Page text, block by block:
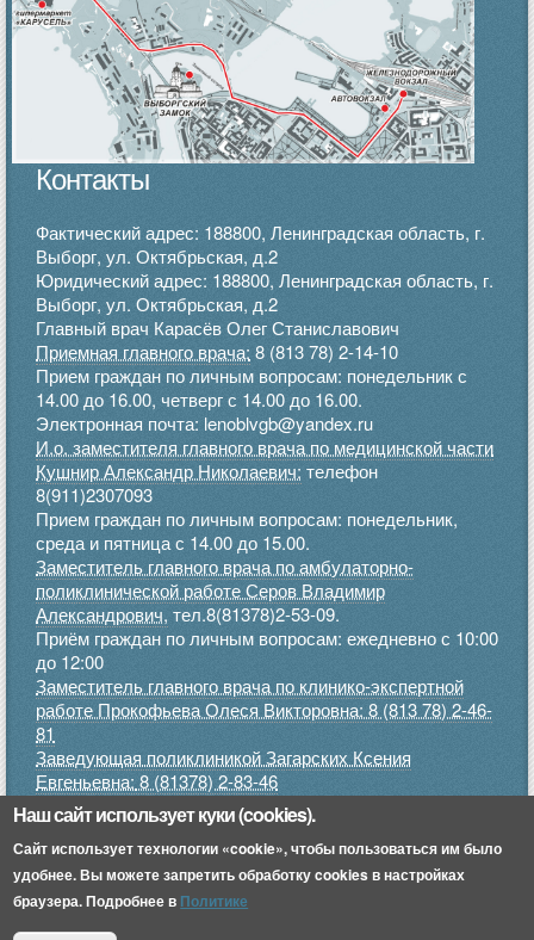
Контакты
Фактический адрес: 188800, Ленинградская область, г.
Выборг, ул. Октябрьская, д.2
Юридический адрес: 188800, Ленинградская область, г.
Выборг, ул. Октябрьская, д.2
Главный врач Карасёв Олег Станиславович
Приемная главного врача: 8 (813 78) 2-14-10
Прием граждан по личным вопросам: понедельник с
14.00 до 16.00, четверг с 14.00 до 16.00.
Электронная почта: lenoblvgb@yandex.ru
И.о. заместителя главного врача по медицинской части
Кушнир Александр Николаевич: телефон
8(911)2307093
Прием граждан по личным вопросам: понедельник,
среда и пятница с 14.00 до 15.00.
Заместитель главного врача по амбулаторно-
поликлинической работе Серов Владимир
Александрович, тел.8(81378)2-53-09.
Приём граждан по личным вопросам: ежедневно с 10:00
до 12:00
Заместитель главного врача по клинико-экспертной
работе Прокофьева Олеся Викторовна: 8 (813 78) 2-46-
81
Заведующая поликлиникой Загарских Ксения
Евгеньевна: 8 (81378) 2-83-46
Прием граждан по личным вопросам: понедельник,
среда, пятница с 9.00 до 12.00, четверг с 15.00 до 17.00
.
Приемное отделение:8 (813 78) 2-45-52
Наш сайт использует куки (cookies).
Сайт использует технологии «cookie», чтобы пользоваться им было
удобнее. Вы можете запретить обработку cookies в настройках
браузера. Подробнее в Политике